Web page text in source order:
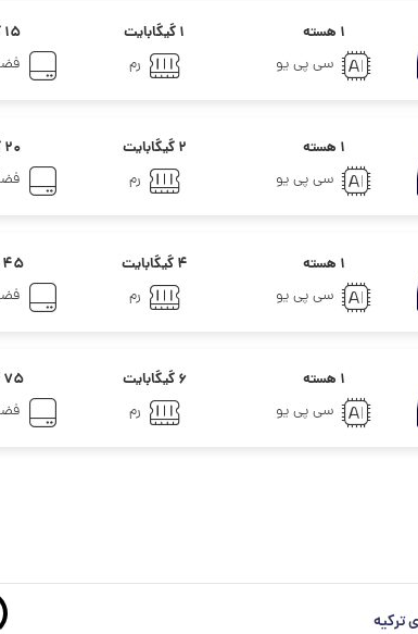
۱ هسته
سی پی یو
۱ گیگابایت
رم
۱۵ گیگابایت
۱ هسته
سی پی یو
۲ گیگابایت
رم
۲۰ گیگابایت
۱ هسته
سی پی یو
۴ گیگابایت
رم
۴۵ گیگابایت
۱ هسته
سی پی یو
۶ گیگابایت
رم
۷۵ گیگابایت
ترکیه